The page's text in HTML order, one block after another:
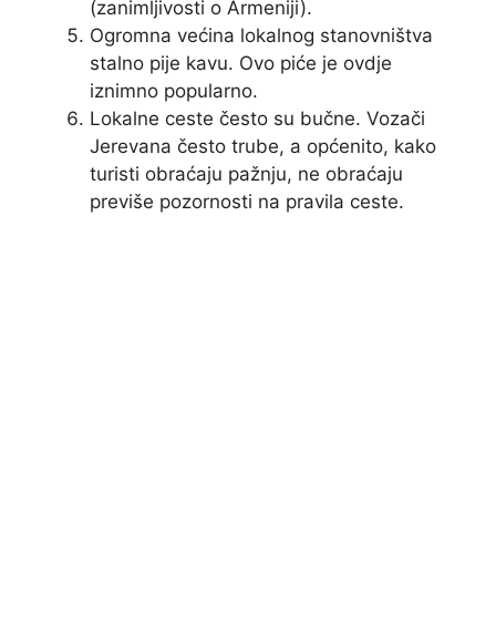
(zanimljivosti o Armeniji).
Ogromna većina lokalnog stanovništva
stalno pije kavu. Ovo piće je ovdje
iznimno popularno.
Lokalne ceste često su bučne. Vozači
Jerevana često trube, a općenito, kako
turisti obraćaju pažnju, ne obraćaju
previše pozornosti na pravila ceste.